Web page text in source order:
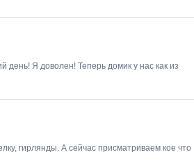
день! Я доволен! Теперь домик у нас как из
гирлянды. А сейчас присматриваем кое что